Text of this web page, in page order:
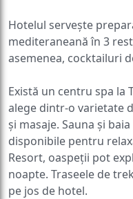
Hotelul servește
mediteraneană în 3
asemenea, cocktailuri
Există un centru spa la
alege dintr-o varietate
și masaje. Sauna și
disponibile pentru
Resort, oaspeții pot
noapte. Traseele de
pe jos de hotel.